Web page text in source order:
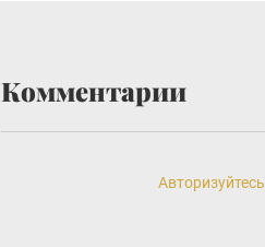
Комментарии
Авторизуйтесь